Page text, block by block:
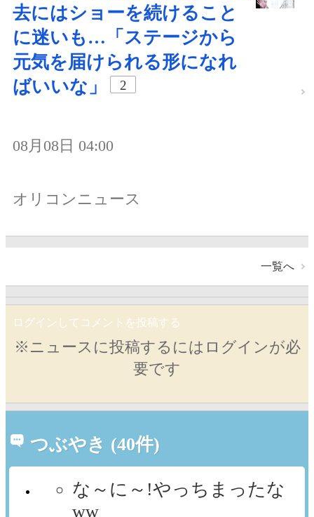
去にはショーを続けること
に迷いも…「ステージから
元気を届けられる形になれ
ばいいな」
2
08月08日 04:00
オリコンニュース
一覧へ
ログインしてコメントを投稿する
※ニュースに投稿するにはログインが必
要です
つぶやき (40件)
な～に～!やっちまったな
ww